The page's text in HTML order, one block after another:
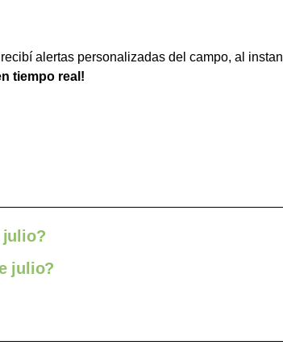
alertas personalizadas del campo, al
tiempo real!
julio?
julio?